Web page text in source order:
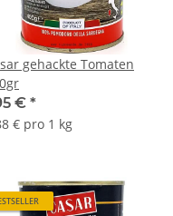
gehackte Tomaten
€ *
€ pro 1 kg